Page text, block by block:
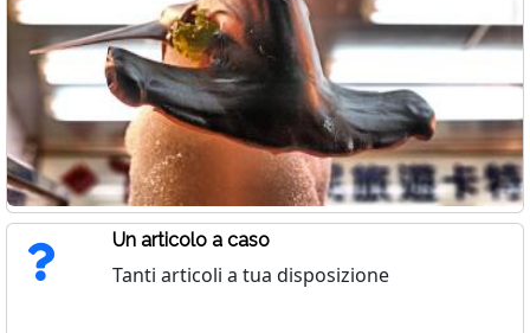
Un articolo a caso
Tanti articoli a tua disposizione